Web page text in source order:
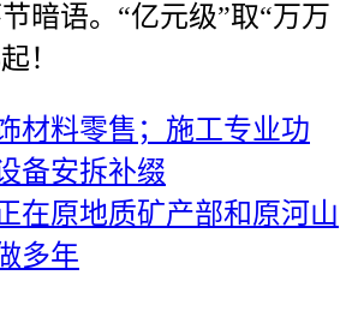
暗语。“亿元级”取“万万
！
材料零售；施工专业功
备安拆补缀
在原地质矿产部和原河山
多年